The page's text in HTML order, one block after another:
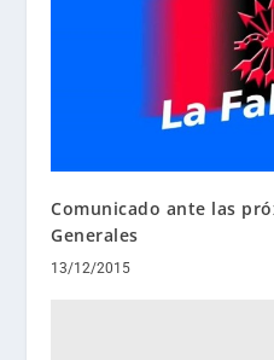
Comunicado ante las
Generales
13/12/2015